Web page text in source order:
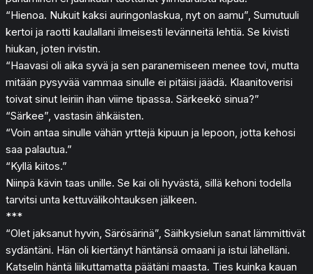
“Hienoa. Nukuit kaksi auringonlaskua, nyt on aamu”, Sumutuuli
kertoi ja raotti kaulallani ilmeisesti levänneitä lehtiä. Se kivisti
hiukan, joten irvistin.
“Haavasi oli aika syvä ja sen paranemiseen menee tovi, mutta
mitään pysyvää vammaa sinulle ei pitäisi jäädä. Klaanitoverisi
toivat sinut leiriin ihan viime tipassa. Särkeekö sinua?”
“Särkee”, vastasin ähkäisten.
“Voin antaa sinulle vähän yrttejä kipuun ja lepoon, jotta kehosi
saa palautua.”
“Kyllä kiitos.”
Niinpä kävin taas unille. Se kai oli hyvästä, sillä kehoni todella
tarvitsi unta kettuvälikohtauksen jälkeen.
***
“Olet jaksanut hyvin, Särösärinä”, Säihkysielun sanat lämmittivät
sydäntäni. Hän oli kiertänyt häntänsä omaani ja istui lähelläni.
Katselin häntä liikuttamatta päätäni maasta. Ties kuinka kauan